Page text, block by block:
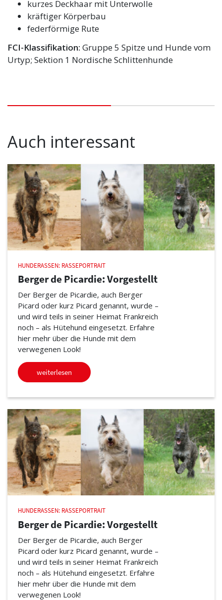
kurzes Deckhaar mit Unterwolle
kräftiger Körperbau
federförmige Rute
FCI-Klassifikation: Gruppe 5 Spitze und Hunde vom
Urtyp; Sektion 1 Nordische Schlittenhunde
Auch interessant
HUNDERASSEN: RASSEPORTRAIT
Berger de Picardie: Vorgestellt
Der Berger de Picardie, auch Berger
Picard oder kurz Picard genannt, wurde –
und wird teils in seiner Heimat Frankreich
noch – als Hütehund eingesetzt. Erfahre
hier mehr über die Hunde mit dem
verwegenen Look!
weiterlesen
HUNDERASSEN: RASSEPORTRAIT
Berger de Picardie: Vorgestellt
Der Berger de Picardie, auch Berger
Picard oder kurz Picard genannt, wurde –
und wird teils in seiner Heimat Frankreich
noch – als Hütehund eingesetzt. Erfahre
hier mehr über die Hunde mit dem
verwegenen Look!